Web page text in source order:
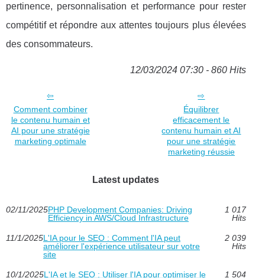
pertinence, personnalisation et performance pour rester
compétitif et répondre aux attentes toujours plus élevées
des consommateurs.
12/03/2024 07:30 - 860 Hits
Comment combiner
le contenu humain et
AI pour une stratégie
marketing optimale
Équilibrer
efficacement le
contenu humain et AI
pour une stratégie
marketing réussie
Latest updates
02/11/2025PHP Development Companies: Driving
Efficiency in AWS/Cloud Infrastructure
1 017
Hits
11/1/2025L'IA pour le SEO : Comment l'IA peut
améliorer l'expérience utilisateur sur votre
site
2 039
Hits
10/1/2025L'IA et le SEO : Utiliser l'IA pour optimiser le
1 504